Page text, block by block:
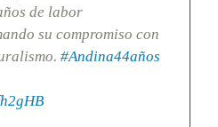
de labor
su compromiso con
#Andina44años